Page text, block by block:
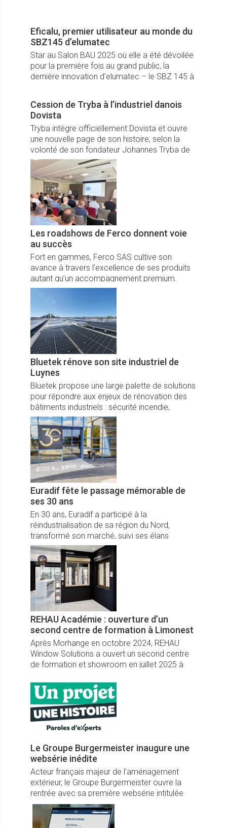
machines haut de gamme pour la menuiserie.
Eficalu, premier utilisateur au monde du
SBZ145 d’elumatec
Star au Salon BAU 2025 où elle a été dévoilée
pour la première fois au grand public, la
dernière innovation d’elumatec – le SBZ 145 à
Cession de Tryba à l’industriel danois
Dovista
Tryba intègre officiellement Dovista et ouvre
une nouvelle page de son histoire, selon la
volonté de son fondateur Johannes Tryba de
pérenniser son entreprise et organiser une
succession responsable.
Les roadshows de Ferco donnent voie
au succès
Fort en gammes, Ferco SAS cultive son
avance à travers l'excellence de ses produits
autant qu’un accompagnement premium.
Bluetek rénove son site industriel de
Luynes
Bluetek propose une large palette de solutions
pour répondre aux enjeux de rénovation des
bâtiments industriels : sécurité incendie,
lumière naturelle, confort thermique,
performance énergétique…
Euradif fête le passage mémorable de
ses 30 ans
En 30 ans, Euradif a participé à la
réindustrialisation de sa région du Nord,
transformé son marché, suivi ses élans
visionnaires n’hésitant pas à changer de cap, ...
REHAU Académie : ouverture d’un
second centre de formation à Limonest
Après Morhange en octobre 2024, REHAU
Window Solutions a ouvert un second centre
de formation et showroom en juillet 2025 à
Le Groupe Burgermeister inaugure une
websérie inédite
Acteur français majeur de l’aménagement
extérieur, le Groupe Burgermeister ouvre la
rentrée avec sa première websérie intitulée
“Un projet, une histoire : Paroles d’Experts”.